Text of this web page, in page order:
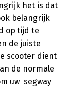
het is dat
belangrijk
op tijd te
de juiste
scooter dient
de normale
uw segway